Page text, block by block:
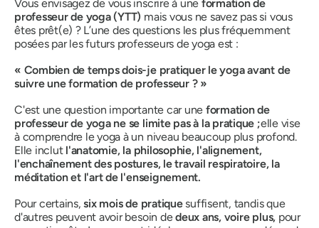
Vous envisagez de vous inscrire à une formation de
professeur de yoga (YTT) mais vous ne savez pas si vous
êtes prêt(e) ? L’une des questions les plus fréquemment
posées par les futurs professeurs de yoga est :
« Combien de temps dois-je pratiquer le yoga avant de
suivre une formation de professeur ? »
C'est une question importante car une formation de
professeur de yoga ne se limite pas à la pratique ;elle vise
à comprendre le yoga à un niveau beaucoup plus profond.
Elle inclut l'anatomie, la philosophie, l'alignement,
l'enchaînement des postures, le travail respiratoire, la
méditation et l'art de l'enseignement.
Pour certains,six mois de pratiquesuffisent, tandis que
d'autres peuvent avoir besoin dedeux ans, voire plus, pour